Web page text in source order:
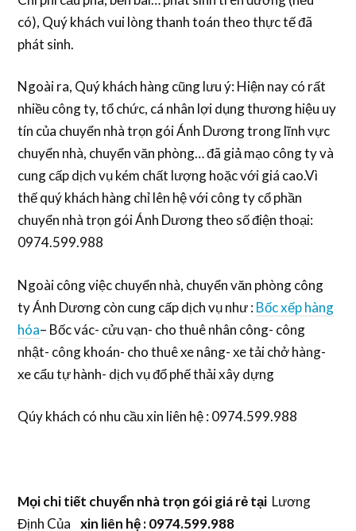
có), Quý khách vui lòng thanh toán theo thực tế đã
phát sinh.
Ngoài ra, Quý khách hàng cũng lưu ý: Hiện nay có rất
nhiều công ty, tổ chức, cá nhân lợi dụng thương hiệu uy
tín của chuyển nhà trọn gói Ánh Dương trong lĩnh vực
chuyển nhà, chuyển văn phòng… đã giả mạo công ty và
cung cấp dịch vụ kém chất lượng hoặc với giá cao.Vì
thế quý khách hàng chỉ lên hệ với công ty cổ phần
chuyển nhà trọn gói Ánh Dương theo số điện thoại:
0974.599.988
Ngoài công việc chuyển nhà, chuyển văn phòng công
ty Ánh Dương còn cung cấp dịch vụ như :Bốc xếp hàng
hóa– Bốc vác- cửu vạn- cho thuê nhân công- công
nhật- công khoán- cho thuê xe nâng- xe tải chở hàng-
xe cẩu tự hành- dịch vụ đổ phế thải xây dựng
Qúy khách có nhu cầu xin liên hệ : 0974.599.988
Mọi chi tiết chuyển nhà trọn gói giá rẻtại Lương
Định Của
xin liên hệ : 0974.599.988